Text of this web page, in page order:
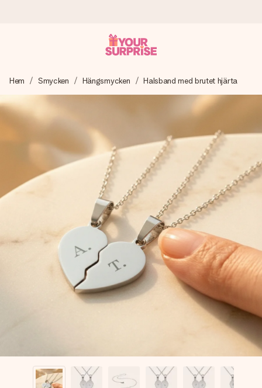
Vi skapar din gåva med omsorg och skickar den blixtsnabbt
– så att du kan ge den i precis rätt tid, när det betyder som
mest.
4,6 (baserat på +15 000 recensioner)
Våra gåvor inspirerar. Kunder ger oss 4,6 på Google
Reviews.
Gratis hälsning
Skapa något unikt med bara några få steg – med hennes
namn, ditt foto eller ett meddelande som verkligen berör
hennes hjärta. Inget krångel, bara med all kärlek för stunden.
Hem Smycken Hängsmycken Halsband med brutet hjärta